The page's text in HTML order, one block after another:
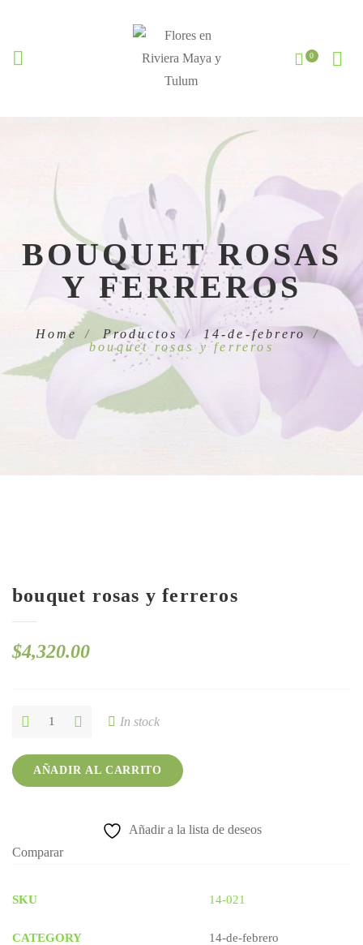
BOUQUET ROSAS
Y FERREROS
Home Productos
14-de-febrero
bouquet rosas y ferreros
bouquet rosas y ferreros
$4,320.00
bouquet
ferreros
quantity
In stock
AÑADIR AL CARRITO
Añadir a la lista de deseos
Comparar
SKU 14-021
CATEGORY 14-de-febrero